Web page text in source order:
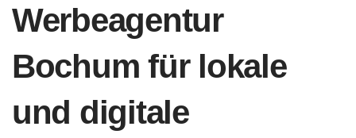
Werbeagentur
Bochum für lokale
und digitale